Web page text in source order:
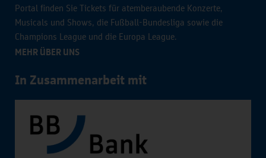
Portal finden Sie Tickets für atemberaubende Konzerte,
Musicals und Shows, die Fußball-Bundesliga sowie die
Champions League und die Europa League.
MEHR ÜBER UNS
In Zusammenarbeit mit